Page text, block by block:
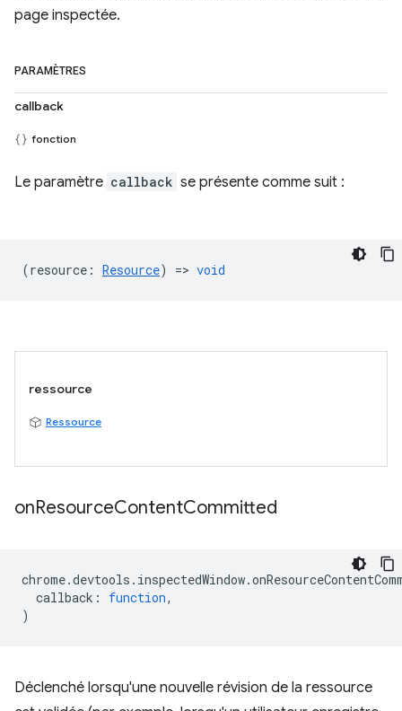
page inspectée.
PARAMÈTRES
callback
fonction
Le paramètre callback se présente comme suit :
(resource : Resource) => void
ressource
Ressource
onResourceContentCommitted
chrome.devtools . inspectedWindow.
callback : function,
)
Déclenché lorsqu'une nouvelle révision de la ressource